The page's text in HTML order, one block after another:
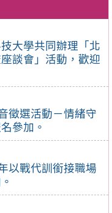
大學共同辦理「北
談會」活動，歡迎
徵選活動－情緒守
參加。
以戰代訓銜接職場